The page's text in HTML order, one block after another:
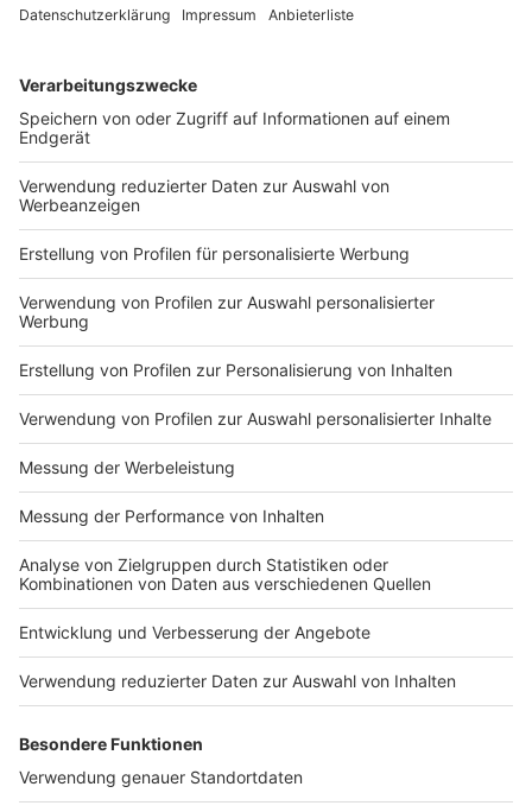
DEINE GEMERKTEN ARTIKEL
Du hast dir noch keine Artikel gemerkt
Markiere sie hierfür mit einem
Impressum
Nutzungsbedingungen
Jobs
Presse
Werben
Archiv
ANTENNE BAYERN GROUP
Kontakt
Studio-Hotline
Verkehrs-Hotline
Newsletter